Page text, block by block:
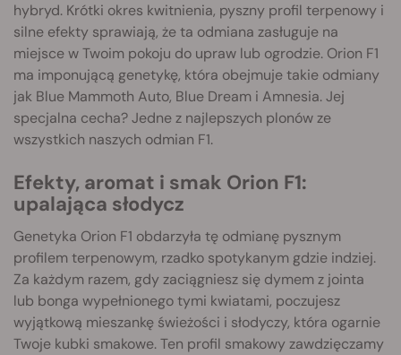
hybryd. Krótki okres kwitnienia, pyszny profil terpenowy i
silne efekty sprawiają, że ta odmiana zasługuje na
miejsce w Twoim pokoju do upraw lub ogrodzie. Orion F1
ma imponującą genetykę, która obejmuje takie odmiany
jak Blue Mammoth Auto, Blue Dream i Amnesia. Jej
specjalna cecha? Jedne z najlepszych plonów ze
wszystkich naszych odmian F1.
Efekty, aromat i smak Orion F1:
upalająca słodycz
Genetyka Orion F1 obdarzyła tę odmianę pysznym
profilem terpenowym, rzadko spotykanym gdzie indziej.
Za każdym razem, gdy zaciągniesz się dymem z jointa
lub bonga wypełnionego tymi kwiatami, poczujesz
wyjątkową mieszankę świeżości i słodyczy, która ogarnie
Twoje kubki smakowe. Ten profil smakowy zawdzięczamy